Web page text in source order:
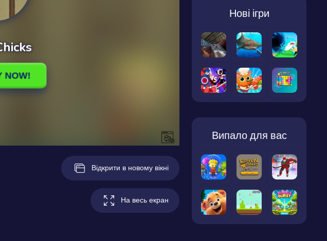
Відкрити в новому вікні
На весь екран
Нові ігри
Випало для вас